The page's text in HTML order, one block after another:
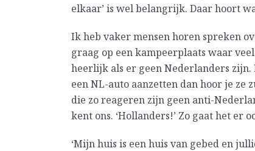
elkaar’ is wel belangrijk. Daar hoort
Ik heb vaker mensen horen spreken
graag op een kampeerplaats waar
heerlijk als er geen Nederlanders zijn.
een NL-auto aanzetten dan hoor je ze
die zo reageren zijn geen anti-
kent ons. ‘Hollanders!’ Zo gaat het er
‘Mijn huis is een huis van gebed en